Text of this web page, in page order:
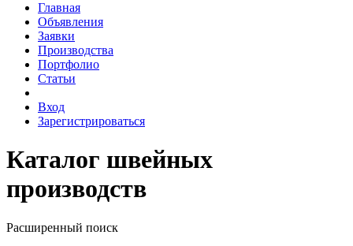
Главная
Объявления
Заявки
Производства
Портфолио
Статьи
Вход
Зарегистрироваться
Каталог швейных
производств
Расширенный поиск